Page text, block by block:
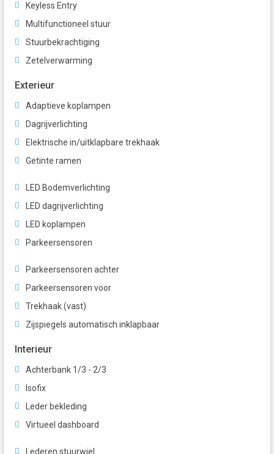
Keyless Entry
Multifunctioneel stuur
Stuurbekrachtiging
Zetelverwarming
Exterieur
Adaptieve koplampen
Dagrijverlichting
Elektrische in/uitklapbare trekhaak
Getinte ramen
LED Bodemverlichting
LED dagrijverlichting
LED koplampen
Parkeersensoren
Parkeersensoren achter
Parkeersensoren voor
Trekhaak (vast)
Zijspiegels automatisch inklapbaar
Interieur
Achterbank 1/3 - 2/3
Isofix
Leder bekleding
Virtueel dashboard
Lederen stuurwiel